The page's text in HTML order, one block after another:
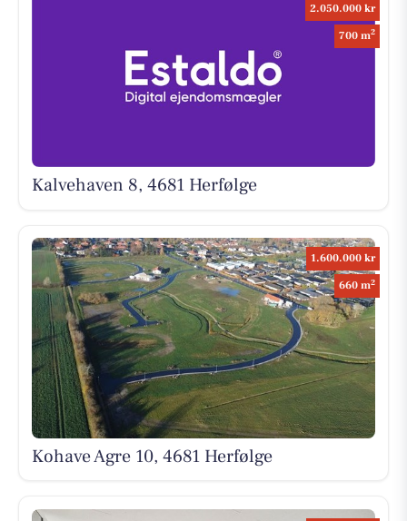
2.050.000 kr
700 m2
Kalvehaven 8, 4681 Herfølge
1.600.000 kr
660 m2
Kohave Agre 10, 4681 Herfølge